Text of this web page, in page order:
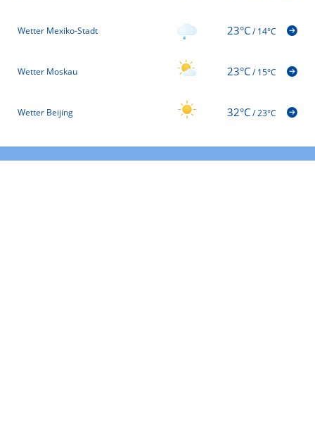
Wetter Mexiko-Stadt 23°C/14°C
Wetter Moskau 23°C/15°C
Wetter Beijing 32°C/23°C